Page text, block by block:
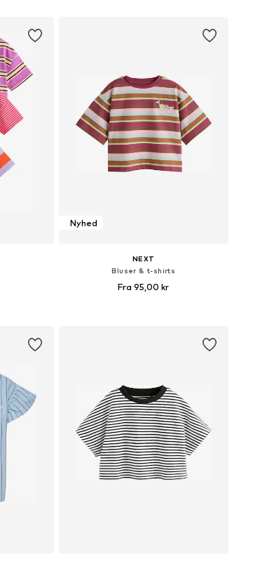
Nyhed
NEXT
Bluser & t-shirts
Fra 95,00 kr